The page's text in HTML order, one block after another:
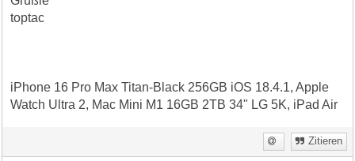
toptac
iPhone 16 Pro Max Titan-Black 256GB iOS 18.4.1, Apple
Watch Ultra 2, Mac Mini M1 16GB 2TB 34" LG 5K, iPad Air
Zitieren